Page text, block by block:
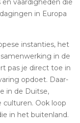
vaar­dig­he­den die
in Europa
in­stan­ties, het
in de
pas je direct toe in
opdoet. Daar­
in de Duitse,
culturen. Ook loop
in het bui­ten­land.